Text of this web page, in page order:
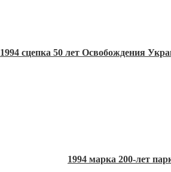
1994 сцепка 50 лет Освобождения
1994 марка 200-лет